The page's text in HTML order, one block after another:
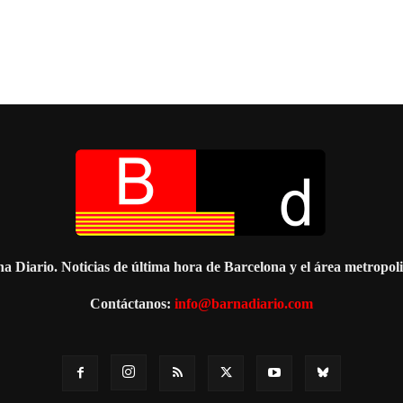
Diario. Noticias de última hora de Barcelona y el área
Contáctanos: info@barnadiario.com